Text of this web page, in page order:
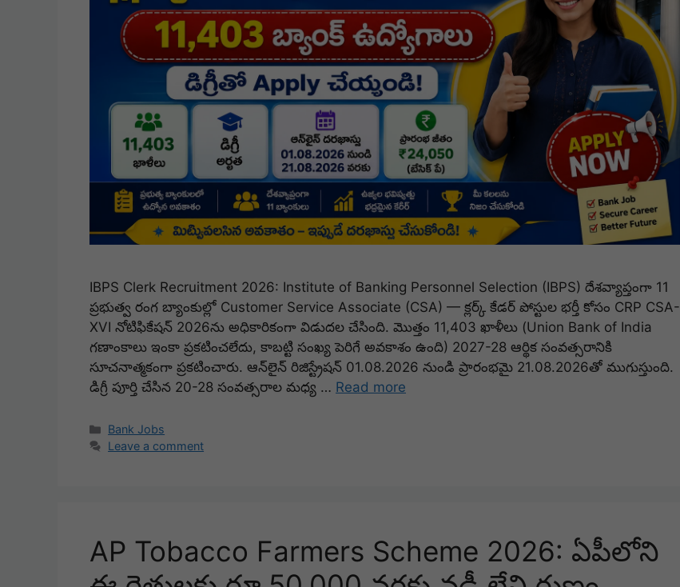
IBPS Clerk Recruitment 2026: Institute of Banking Personnel Selection (IBPS) దేశవ్యాప్తంగా 11
ప్రభుత్వ రంగ బ్యాంకుల్లో Customer Service Associate (CSA) — క్లర్క్ కేడర్ పోస్టుల భర్తీ కోసం CRP CSA-
XVI నోటిఫికేషన్ 2026ను అధికారికంగా విడుదల చేసింది. మొత్తం 11,403 ఖాళీలు (Union Bank of India
గణాంకాలు ఇంకా ప్రకటించలేదు, కాబట్టి సంఖ్య పెరిగే అవకాశం ఉంది) 2027-28 ఆర్థిక సంవత్సరానికి
సూచనాత్మకంగా ప్రకటించారు. ఆన్‌లైన్ రిజిస్ట్రేషన్ 01.08.2026 నుండి ప్రారంభమై 21.08.2026తో ముగుస్తుంది.
డిగ్రీ పూర్తి చేసిన 20-28 సంవత్సరాల మధ్య … Read more
Categories
Bank Jobs
Leave a comment
AP Tobacco Farmers Scheme 2026: ఏపీలోని